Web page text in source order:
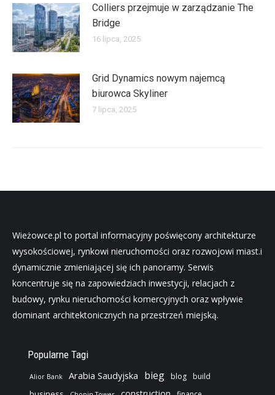
Colliers przejmuje w zarządzanie The
Bridge
16 lipca, 2025
Grid Dynamics nowym najemcą
biurowca Skyliner
7 lipca, 2025
Wieżowce.pl to portal informacyjny poświęcony architekturze
wysokościowej, rynkowi nieruchomości oraz rozwojowi miast.i
dynamicznie zmieniającej się ich panoramy. Serwis
koncentruje się na zapowiedziach inwestycji, relacjach z
budowy, rynku nieruchomości komercyjnych oraz wpływie
dominant architektonicznych na przestrzeń miejską.
Popularne Tagi
Alior Bank Arabia Saudyjska bieg blog build